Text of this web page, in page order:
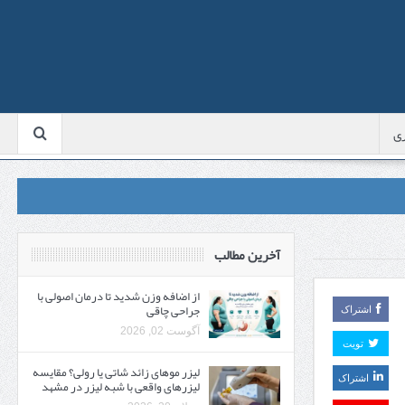
اشتراک
تویت
اشتراک
آخرین مطالب
از اضافه وزن شدید تا درمان اصولی با
جراحی چاقی
آگوست 02, 2026
لیزر موهای زائد شاتی یا رولی؟ مقایسه
لیزرهای واقعی با شبه‌ لیزر در مشهد